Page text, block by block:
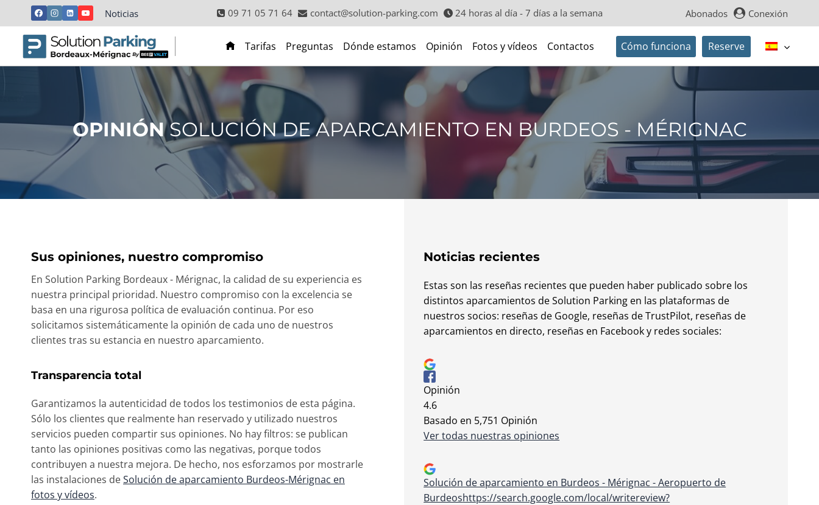
contenu
Noticias 09 71 05 71 64 contact@solution-parking.com 24 horas al día - 7 días a la semana Abonados Conexión
Tarifas Preguntas Dónde estamos Opinión Fotos y vídeos Contactos Cómo funciona Reserve
OPINIÓNSOLUCIÓN DE APARCAMIENTO EN BURDEOS - MÉRIGNAC
Sus opiniones, nuestro compromiso
En Solution Parking Bordeaux - Mérignac, la calidad de su experiencia es
nuestra principal prioridad. Nuestro compromiso con la excelencia se
basa en una rigurosa política de evaluación continua. Por eso
solicitamos sistemáticamente la opinión de cada uno de nuestros
clientes tras su estancia en nuestro aparcamiento.
Transparencia total
Garantizamos la autenticidad de todos los testimonios de esta página.
Sólo los clientes que realmente han reservado y utilizado nuestros
servicios pueden compartir sus opiniones. No hay filtros: se publican
tanto las opiniones positivas como las negativas, porque todos
contribuyen a nuestra mejora. De hecho, nos esforzamos por mostrarle
las instalaciones deSolución de aparcamiento Burdeos-Mérignac en
fotos y vídeos.
Noticias recientes
Estas son las reseñas recientes que pueden haber publicado sobre los
distintos aparcamientos de Solution Parking en las plataformas de
nuestros socios: reseñas de Google, reseñas de TrustPilot, reseñas de
aparcamientos en directo, reseñas en Facebook y redes sociales:
Opinión
4.6
Basado en 5,751 Opinión
Ver todas nuestras opiniones
Solución de aparcamiento en Burdeos - Mérignac - Aeropuerto de
Burdeoshttps://search.google.com/local/writereview?